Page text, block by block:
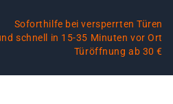
Soforthilfe bei versperrten Türen
schnell in 15-35 Minuten vor Ort
Türöffnung ab 30 €